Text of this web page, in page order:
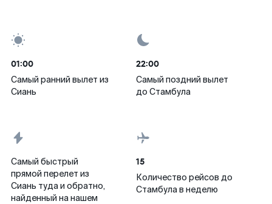
01:00
Самый ранний вылет из
Сиань
22:00
Самый поздний вылет
до Стамбула
Самый быстрый
прямой перелет из
Сиань туда и обратно,
найденный на нашем
15
Количество рейсов до
Стамбула в неделю